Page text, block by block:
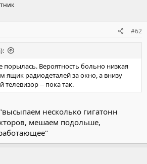
#62
порылась. Вероятность больно низкая
ящик радиодеталей за окно, а внизу
-- пока так.
несколько гигатонн
мешаем подольше,